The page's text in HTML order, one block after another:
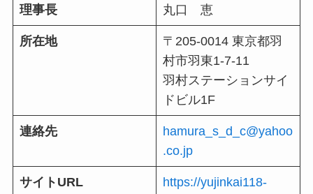
理事長 丸口 恵
所在地
〒205-0014 東京都羽
村市羽東1-7-11
羽村ステーションサイ
ドビル1F
連絡先
hamura_s_d_c@yahoo
.co.jp
サイトURL
https://yujinkai118-